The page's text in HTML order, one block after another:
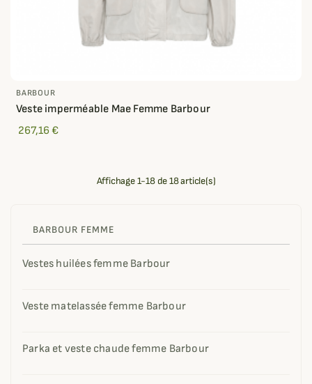
BARBOUR FEMME
Vestes huilées femme Barbour
Veste matelassée femme Barbour
Parka et veste chaude femme Barbour
BARBOUR
Veste imperméable Mae Femme Barbour
267,16 €
Affichage 1-18 de 18 article(s)